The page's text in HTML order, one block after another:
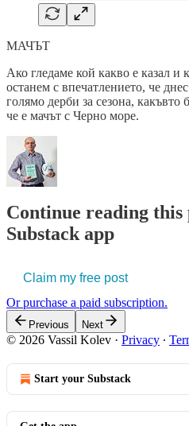
МАЧЪТ
Ако гледаме кой какво е казал и
останем с впечатлението, че
голямо дерби за сезона, какъвто
че е мачът с Черно море.
Continue reading
Substack app
Claim my free post
Or purchase a paid subscription.
Previous Next
© 2026 Vassil Kolev · Privacy ∙
Start your Substack